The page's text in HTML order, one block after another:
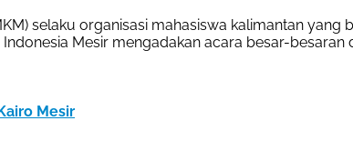
selaku organisasi mahasiswa kalimantan
Mesir mengadakan acara besar-besaran
Mesir